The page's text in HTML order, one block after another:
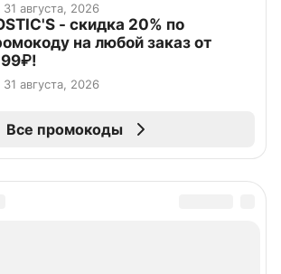
августа, 2026
- скидка 20% по
на любой заказ от
августа, 2026
Все промокоды